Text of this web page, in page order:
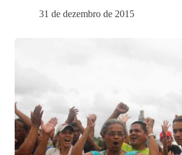
31 de dezembro de 2015